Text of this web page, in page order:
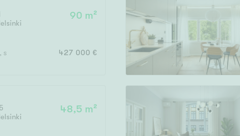
Hyvä
Hissi
Järvi- tai merinäköala
90 m²
s 427 000 €
48,5 m²